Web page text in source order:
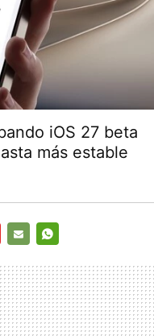
iOS 27 beta
más estable
MAIL